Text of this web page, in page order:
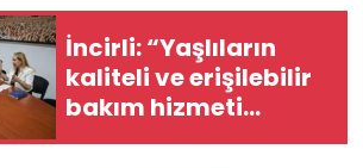
İncirli: “Yaşlıların
kaliteli ve erişilebilir
bakım hizmeti
alması en temel